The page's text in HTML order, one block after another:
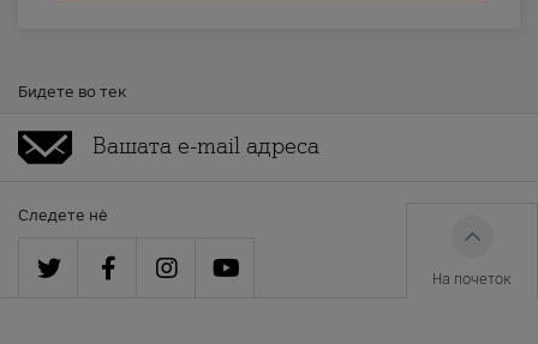
Бидете во тек
Следете нè
На почеток